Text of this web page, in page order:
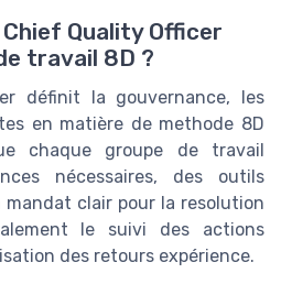
Quality Officer
travail 8D ?
définit la gouvernance, les
en matière de methode 8D
chaque groupe de travail
nécessaires, des outils
mandat clair pour la resolution
le suivi des actions
des retours expérience.